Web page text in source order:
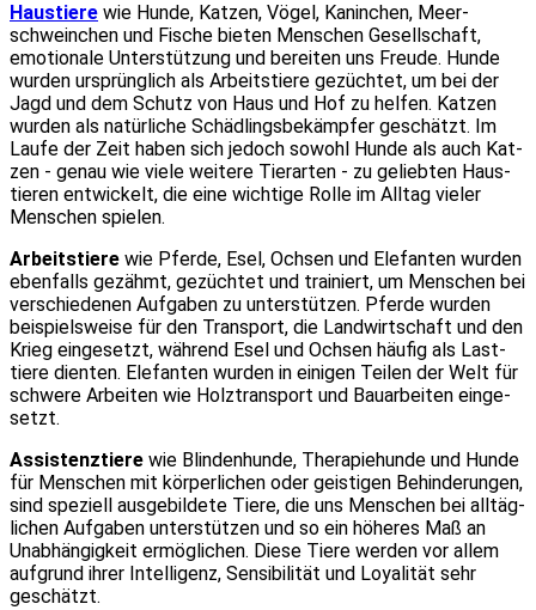
Haus­tie­re wie Hun­de, Kat­zen, Vögel, Kanin­chen, Meer­
schwein­chen und Fische bie­ten Men­schen Gesell­schaft,
emo­tio­na­le Unter­stüt­zung und berei­ten uns Freu­de. Hun­de
wur­den ursprüng­lich als Arbeits­tie­re gezüch­tet, um bei der
Jagd und dem Schutz von Haus und Hof zu hel­fen. Kat­zen
wur­den als natür­li­che Schäd­lings­be­kämp­fer geschätzt. Im
Lau­fe der Zeit haben sich jedoch sowohl Hun­de als auch Kat­
zen - genau wie vie­le wei­te­re Tier­ar­ten - zu gelieb­ten Haus­
tie­ren ent­wi­ckelt, die eine wich­ti­ge Rol­le im All­tag vie­ler
Men­schen spie­len.
Arbeits­tie­re wie Pfer­de, Esel, Och­sen und Ele­fan­ten wur­den
eben­falls gezähmt, gezüch­tet und trai­niert, um Men­schen bei
ver­schie­de­nen Auf­ga­ben zu unter­stüt­zen. Pfer­de wur­den
bei­spiels­wei­se für den Trans­port, die Land­wirt­schaft und den
Krieg ein­ge­setzt, wäh­rend Esel und Och­sen häu­fig als Last­
tie­re dien­ten. Ele­fan­ten wur­den in eini­gen Tei­len der Welt für
schwe­re Arbei­ten wie Holz­trans­port und Bau­ar­bei­ten ein­ge­
setzt.
Assis­tenz­tie­re wie Blin­den­hun­de, The­ra­pie­hun­de und Hun­de
für Men­schen mit kör­per­li­chen oder geis­ti­gen Behin­de­run­gen,
sind spe­zi­ell aus­ge­bil­de­te Tie­re, die uns Men­schen bei all­täg­
li­chen Auf­ga­ben unter­stüt­zen und so ein höhe­res Maß an
Unab­hän­gig­keit ermög­li­chen. Die­se Tie­re wer­den vor allem
auf­grund ihrer Intel­li­genz, Sen­si­bi­li­tät und Loya­li­tät sehr
geschätzt.